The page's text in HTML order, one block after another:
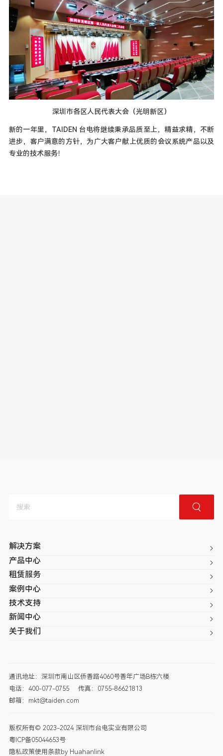
深圳市各区人民代表大会（光明新区）
新的一年里，TAIDEN 台电将继续秉承品质至上，精益求精，不断
进步，客户满意的方针，为广大客户献上优质的会议系统产品以及
专业的技术服务！
解决方案
产品中心
租赁服务
案例中心
技术支持
新闻中心
关于我们
通讯地址：深圳市南山区侨香路4060号香年广场B栋六楼
电话：400-077-0755
传真：0755-86621813
邮箱：mkt@taiden.com
版权所有© 2023-2024 深圳市台电实业有限公司
粤ICP备05044653号
隐私政策使用条款by Huahanlink